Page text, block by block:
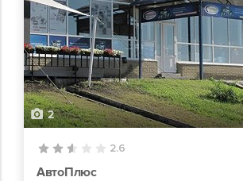
2
2.6
АвтоПлюс